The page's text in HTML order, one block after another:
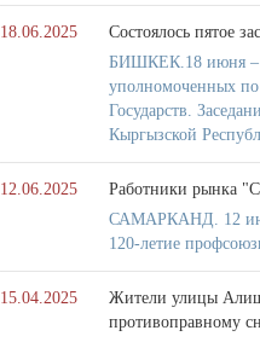
18.06.2025
Состоялось пятое
БИШКЕК.18 июня –
уполномоченных по
Государств.
Кыргызской
12.06.2025
Работники рынка
САМАРКАНД. 12
120-летие
15.04.2025
Жители улицы
противоправному